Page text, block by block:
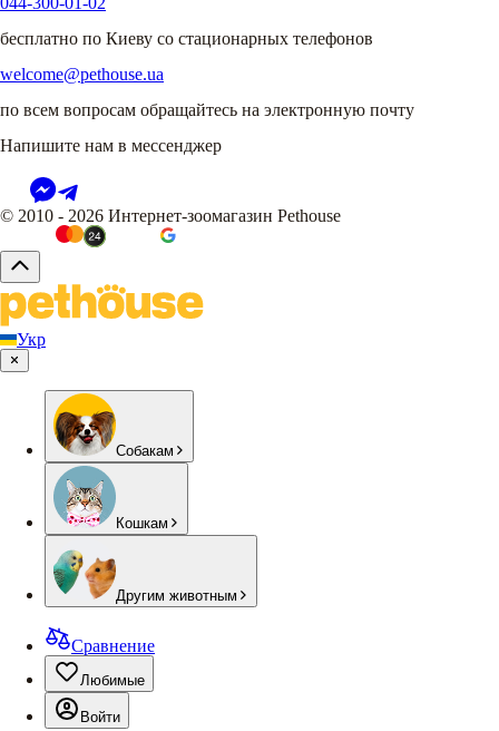
бесплатно по Киеву со стационарных телефонов
welcome@pethouse.ua
по всем вопросам обращайтесь на электронную почту
Напишите нам в мессенджер
© 2010 - 2026 Интернет-зоомагазин Pethouse
Укр
Собакам
Кошкам
Другим животным
Сравнение
Любимые
Войти